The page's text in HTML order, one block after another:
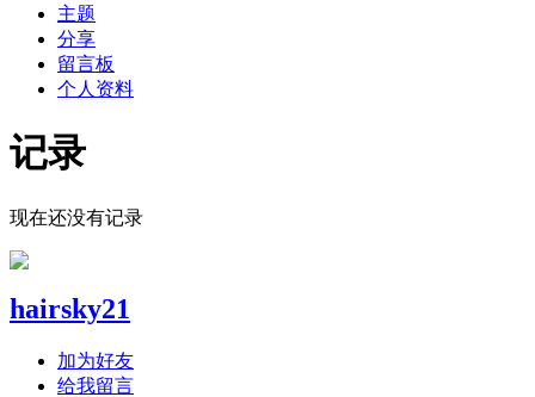
主题
分享
留言板
个人资料
记录
现在还没有记录
hairsky21
加为好友
给我留言